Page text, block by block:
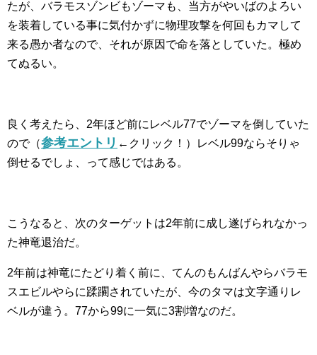
たが、バラモスゾンビもゾーマも、当方がやいばのよろい
を装着している事に気付かずに物理攻撃を何回もカマして
来る愚か者なので、それが原因で命を落としていた。極め
てぬるい。
良く考えたら、2年ほど前にレベル77でゾーマを倒していた
ので（参考エントリ ←クリック！）レベル99ならそりゃ
倒せるでしょ、って感じではある。
こうなると、次のターゲットは2年前に成し遂げられなかっ
た神竜退治だ。
2年前は神竜にたどり着く前に、てんのもんばんやらバラモ
スエビルやらに蹂躙されていたが、今のタマは文字通りレ
ベルが違う。77から99に一気に3割増なのだ。